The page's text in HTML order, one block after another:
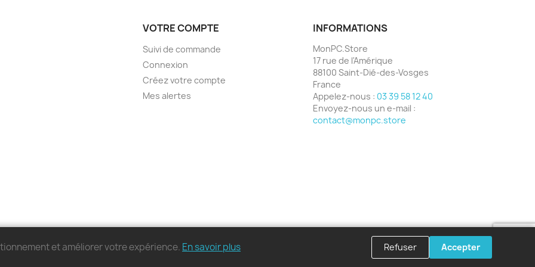
VOTRE COMPTE
Suivi de commande
Connexion
Créez votre compte
Mes alertes
INFORMATIONS
MonPC.Store
17 rue de l'Amérique
88100 Saint-Dié-des-Vosges
France
Appelez-nous : 03 39 58 12 40
Envoyez-nous un e-mail :
contact@monpc.store
© 2026 - MonPC.Store - Tous droits réservés
et améliorer votre expérience. En savoir plus Refuser Accepter